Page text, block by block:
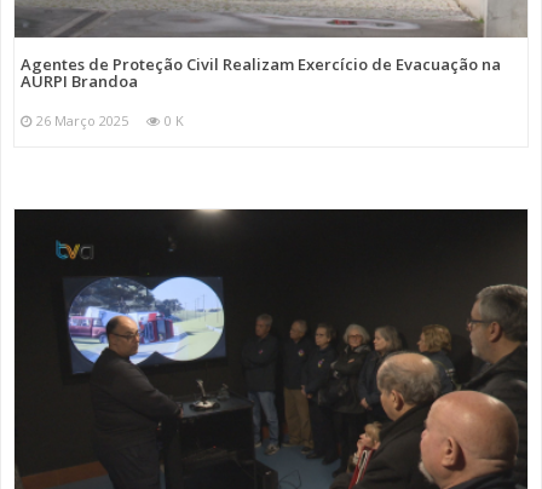
Agentes de Proteção Civil Realizam Exercício de Evacuação na
AURPI Brandoa
26 Março 2025 0 K